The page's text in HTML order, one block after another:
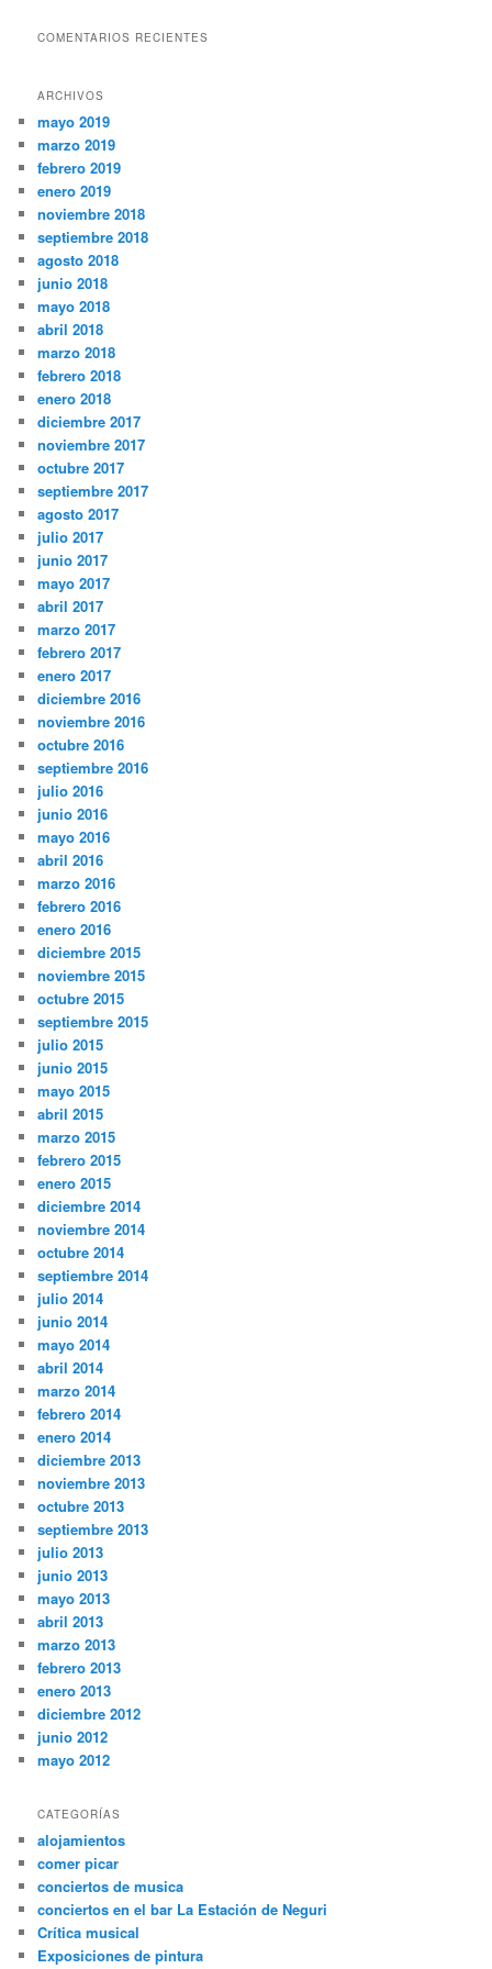
COMENTARIOS RECIENTES
ARCHIVOS
mayo 2019
marzo 2019
febrero 2019
enero 2019
noviembre 2018
septiembre 2018
agosto 2018
junio 2018
mayo 2018
abril 2018
marzo 2018
febrero 2018
enero 2018
diciembre 2017
noviembre 2017
octubre 2017
septiembre 2017
agosto 2017
julio 2017
junio 2017
mayo 2017
abril 2017
marzo 2017
febrero 2017
enero 2017
diciembre 2016
noviembre 2016
octubre 2016
septiembre 2016
julio 2016
junio 2016
mayo 2016
abril 2016
marzo 2016
febrero 2016
enero 2016
diciembre 2015
noviembre 2015
octubre 2015
septiembre 2015
julio 2015
junio 2015
mayo 2015
abril 2015
marzo 2015
febrero 2015
enero 2015
diciembre 2014
noviembre 2014
octubre 2014
septiembre 2014
julio 2014
junio 2014
mayo 2014
abril 2014
marzo 2014
febrero 2014
enero 2014
diciembre 2013
noviembre 2013
octubre 2013
septiembre 2013
julio 2013
junio 2013
mayo 2013
abril 2013
marzo 2013
febrero 2013
enero 2013
diciembre 2012
junio 2012
mayo 2012
CATEGORÍAS
alojamientos
comer picar
conciertos de musica
conciertos en el bar La Estación de Neguri
Crítica musical
Exposiciones de pintura